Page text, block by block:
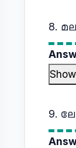
8.
9.